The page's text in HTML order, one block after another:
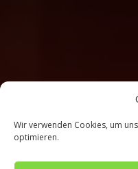
Wir verwenden Cookies, um
optimieren.